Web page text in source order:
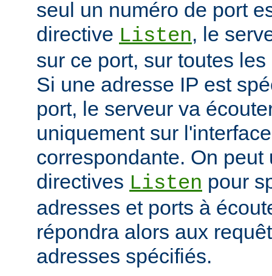
seul un numéro de port
directive Listen, le
sur ce port, sur toutes
Si une adresse IP est
port, le serveur va
uniquement sur
correspondante. On
directives Listen pour
adresses et ports à
répondra alors aux
adresses spécifiés.